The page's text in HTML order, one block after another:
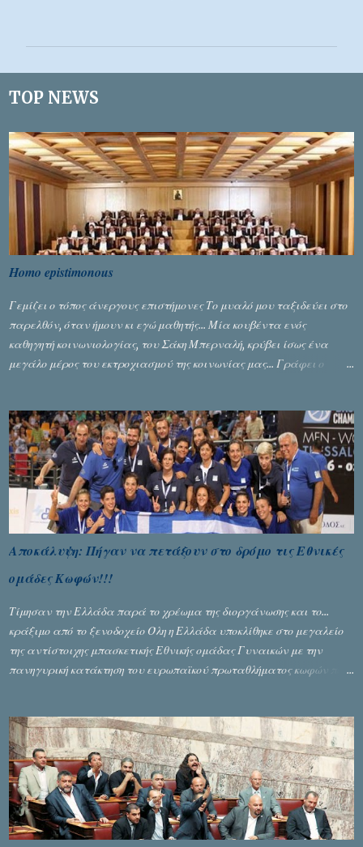
ι
TOP NEWS
Homo epistimonous
Γεμίζει ο τόπος άνεργους επιστήμονες Το μυαλό μου ταξιδεύει στο
παρελθόν, όταν ήμουν κι εγώ μαθητής... Μία κουβέντα ενός
καθηγητή κοινωνιολογίας, του Σάκη Μπερναλή, κρύβει ίσως ένα
μεγάλο μέρος του εκτροχιασμού της κοινωνίας μας... Γράφει ο
Αποκάλυψη: Πήγαν να πετάξουν στο δρόμο τις Εθνικές
ομάδες Κωφών!!!
Τίμησαν την Ελλάδα παρά το χρέωμα της διοργάνωσης και το...
κράξιμο από το ξενοδοχείο Όλη η Ελλάδα υποκλίθηκε στο μεγαλείο
της αντίστοιχης μπασκετικής Εθνικής ομάδας Γυναικών με την
πανηγυρική κατάκτηση του ευρωπαϊκού πρωταθλήματος κωφών που
Ζέρβα με την πορεία τους που ολοκληρώθηκε με τη νίκη τους στον
τελικό επί της Λιθουανίας, υπάρχουν και τα δυσάρεστα. Τα πολύ
δυσάρεστα...